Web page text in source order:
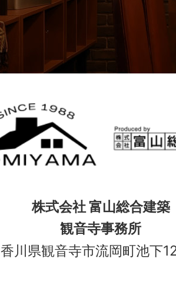
株式会社 富山総合建築
観音寺事務所
香川県観音寺市流岡町池下